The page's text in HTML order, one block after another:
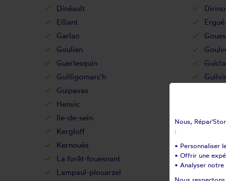
Dinéault
Elliant
Garlan
Goulien
Guerlesquin
Guilligomarc'h
Guipavas
Henvic
Ile-de-sein
Ile-
Kergloff
Kernouës
La forêt-fouesnant
La
Lampaul-plouarzel
Nous,
:
• Personnaliser
• Offrir une
• Analyser notre